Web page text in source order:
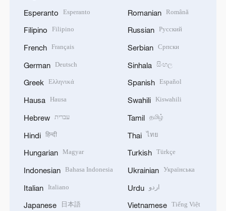
Esperanto Esperanto
Filipino Filipino
French Français
German Deutsch
Greek Ελληνικά
Hausa Hausa
Hebrew עברית
Hindi हिन्दी
Hungarian Magyar
Indonesian Bahasa Indonesia
Italian Italiano
Japanese 日本語
Romanian Română
Russian Русский
Serbian Српски
Sinhala සිංහල
Spanish Español
Swahili Kiswahili
Tamil தமிழ்
Thai ไทย
Turkish Türkçe
Ukrainian Українська
Urdu اردو
Vietnamese Tiếng Việt